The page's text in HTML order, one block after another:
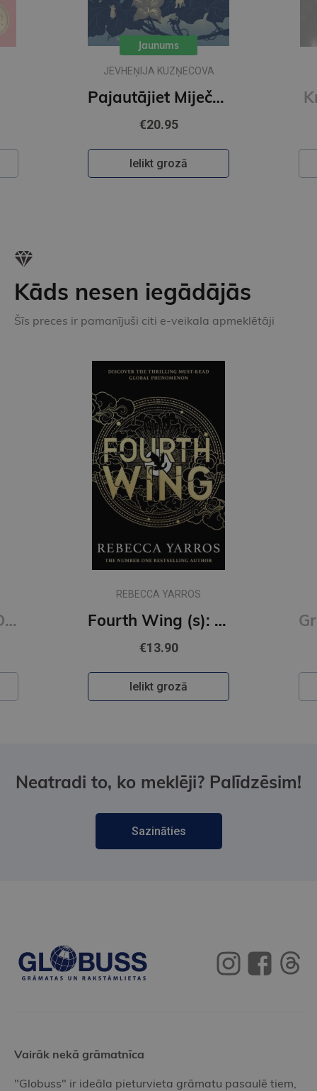
Jaunums
IKARS PIEBALGS
Krāsainā pasaule
€22.50
Ielikt grozā
Kāds nesen iegādājās
Šīs preces ir pamanījuši citi e-veikala apmeklētāji
Fourth Wing (s): DISCOVER THE GLOBAL PHENOMENON THAT EVERYONE CAN'T STOP TALKING ABOUT! Grāmatzīme GLOBUSS - Balts kaķis
€0.39
Ielikt grozā
Neatradi to, ko meklēji? Palīdzēsim!
Sazināties
Vairāk nekā grāmatnīca
"Globuss" ir ideāla pieturvieta grāmatu pasaulē tiem,